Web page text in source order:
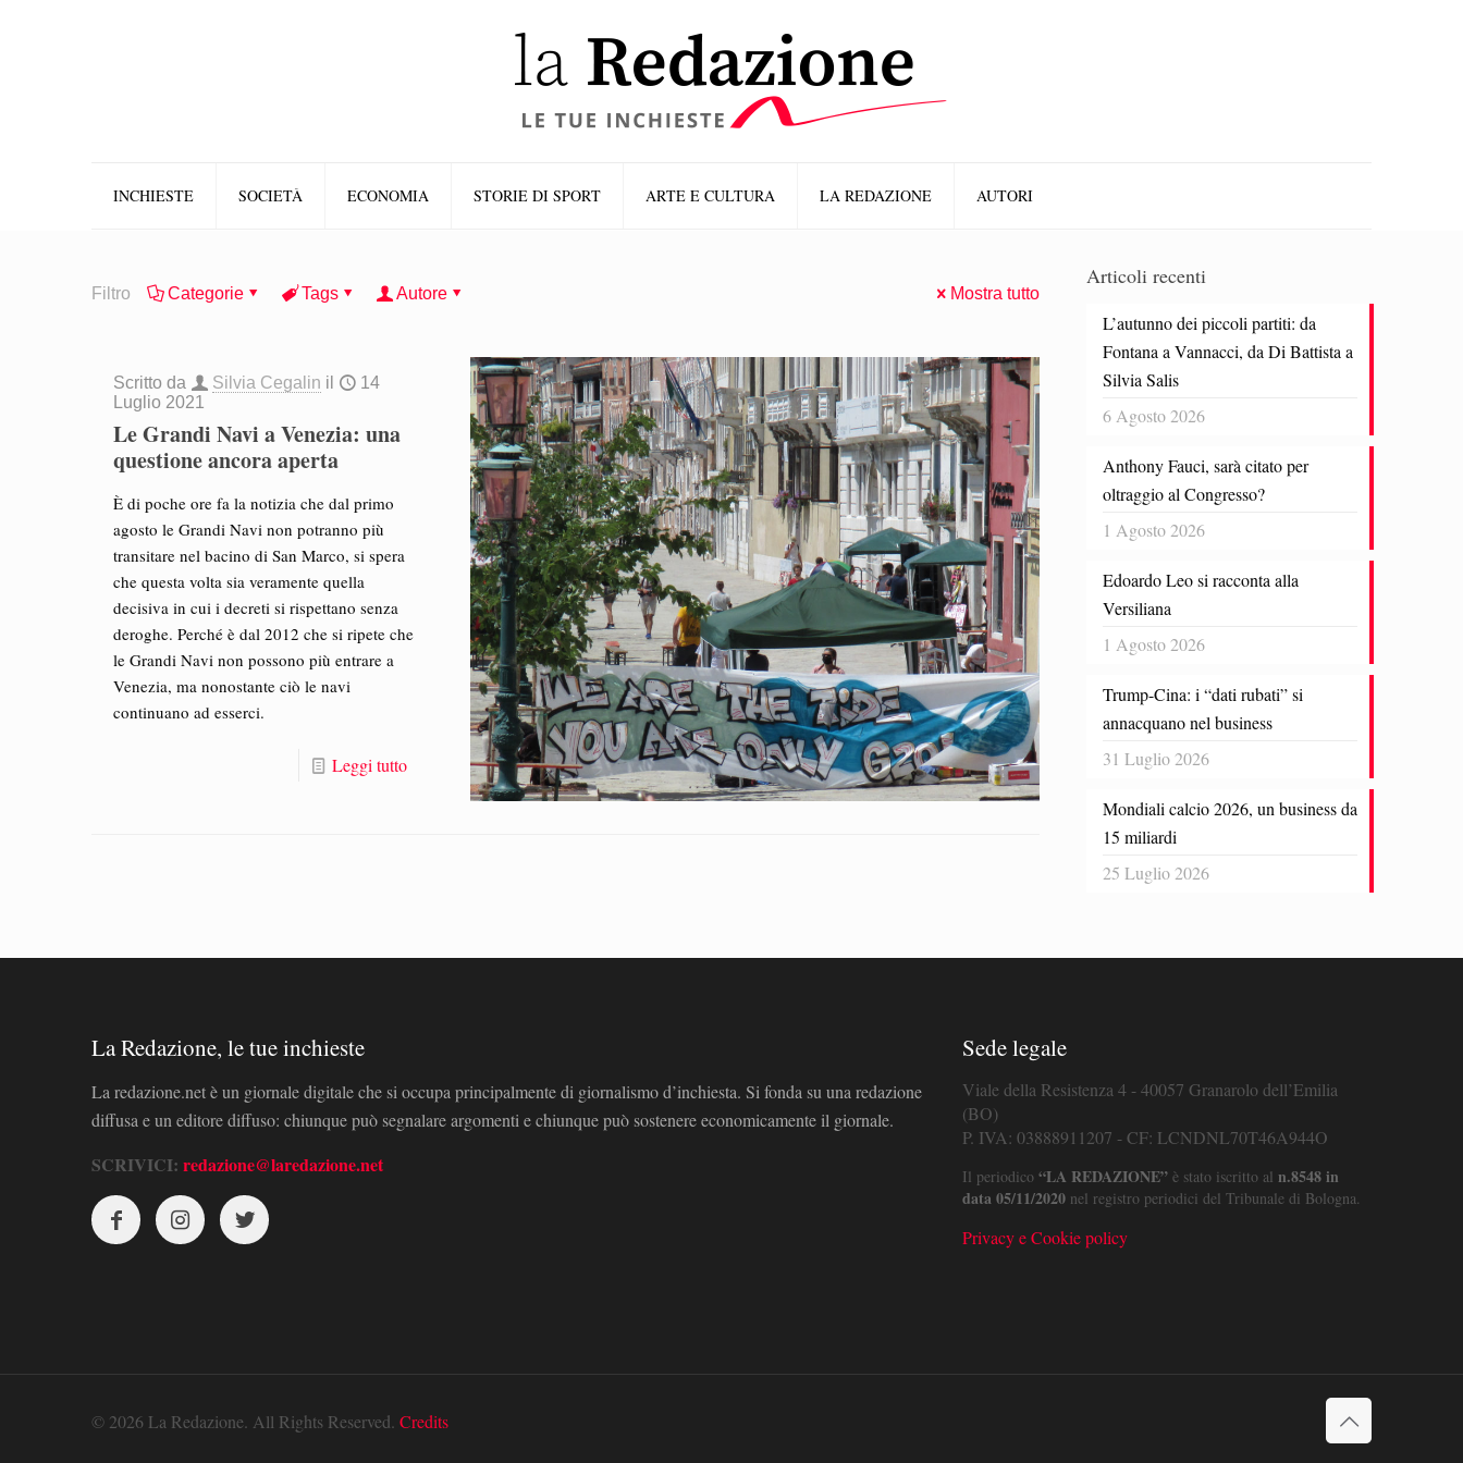
INCHIESTE SOCIETÀ ECONOMIA STORIE DI SPORT ARTE E CULTURA LA REDAZIONE AUTORI
Filtro Categorie Tags Autore Mostra tutto
Scritto da Silvia Cegalin il
14
Luglio 2021
Le Grandi Navi a Venezia: una
questione ancora aperta
È di poche ore fa la notizia che dal primo
agosto le Grandi Navi non potranno più
transitare nel bacino di San Marco, si spera
che questa volta sia veramente quella
decisiva in cui i decreti si rispettano senza
deroghe. Perché è dal 2012 che si ripete che
le Grandi Navi non possono più entrare a
Venezia, ma nonostante ciò le navi
continuano ad esserci.
Leggi tutto
Articoli recenti
L’autunno dei piccoli partiti: da
Fontana a Vannacci, da Di Battista a
Silvia Salis
6 Agosto 2026
Anthony Fauci, sarà citato per
oltraggio al Congresso?
1 Agosto 2026
Edoardo Leo si racconta alla
Versiliana
1 Agosto 2026
Trump-Cina: i “dati rubati” si
annacquano nel business
31 Luglio 2026
Mondiali calcio 2026, un business da
15 miliardi
25 Luglio 2026
La Redazione, le tue inchieste
La redazione.net è un giornale digitale che si occupa principalmente di giornalismo d’inchiesta. Si fonda su una redazione
diffusa e un editore diffuso: chiunque può segnalare argomenti e chiunque può sostenere economicamente il giornale.
SCRIVICI: redazione@laredazione.net
Sede legale
Viale della Resistenza 4 - 40057 Granarolo dell’Emilia
(BO)
P. IVA: 03888911207 - CF: LCNDNL70T46A944O
Il periodico “LA REDAZIONE”è stato iscritto al n.8548 in
data 05/11/2020nel registro periodici del Tribunale di Bologna.
Privacy e Cookie policy
© 2026 La Redazione. All Rights Reserved. Credits